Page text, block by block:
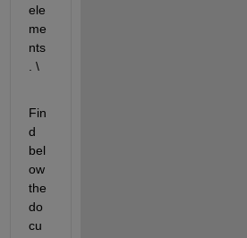
ele
me
nts
\
Fin
d
bel
ow
the
do
cu